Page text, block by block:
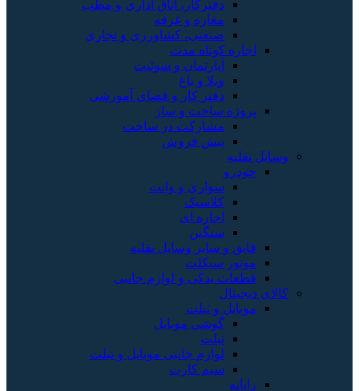
دفترکار، اتاق اداری و مطب
مغازه و غرفه
صنعتی، کشاورزی و تجاری
اجاره کوتاه مدت
آپارتمان و سوئیت
ویلا و باغ
دفتر کار و فضای آموزشی
پروژه ساخت و ساز
مشارکت در ساخت
پیش فروش
وسایل نقلیه
خودرو
سواری و وانت
کلاسیک
اجاره ای
سنگین
قایق و سایر وسایل نقلیه
موتور سیکلت
قطعات یدکی و لوازم جانبی
کالای دیجیتال
موبایل و تبلت
گوشی موبایل
تبلت
لوازم جانبی موبایل و تبلت
سیم کارت
رایانه